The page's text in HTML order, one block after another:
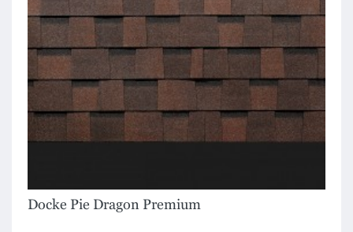
Docke Pie Dragon Premium